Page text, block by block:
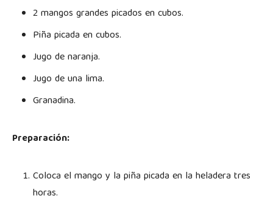
2 mangos grandes picados en cubos.
Piña picada en cubos.
Jugo de naranja.
Jugo de una lima.
Granadina.
Preparación:
Coloca el mango y la piña picada en la heladera tres
horas.